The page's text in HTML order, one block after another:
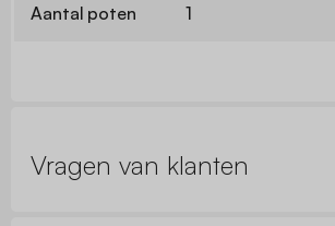
Aantal poten 1
Vragen van klanten